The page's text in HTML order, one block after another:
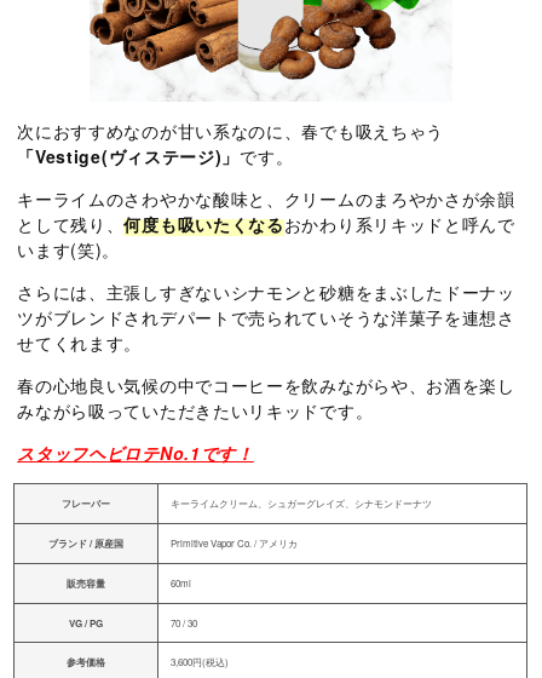
次におすすめなのが甘い系なのに、春でも吸えちゃう
「Vestige(ヴィステージ)」 です。
キーライムのさわやかな酸味と、クリームのまろやかさが余韻
として残り、何度も吸いたくなるおかわり系リキッドと呼んで
います(笑)。
さらには、主張しすぎないシナモンと砂糖をまぶしたドーナッ
ツがブレンドされデパートで売られていそうな洋菓子を連想さ
せてくれます。
春の心地良い気候の中でコーヒーを飲みながらや、お酒を楽し
みながら吸っていただきたいリキッドです。
スタッフヘビロテNo.1です！
フレーバー キーライムクリーム、シュガーグレイズ、シナモンドーナツ
ブランド / 原産国 Primitive Vapor Co. / アメリカ
販売容量 60ml
VG / PG 70 / 30
参考価格 3,600円(税込)